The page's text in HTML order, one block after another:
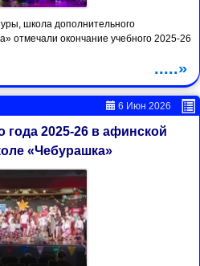
школа дополнительного
отмечали окончание учебного 2025-26
.....»
6 Июн 2026
года 2025-26 в афинской
«Чебурашка»